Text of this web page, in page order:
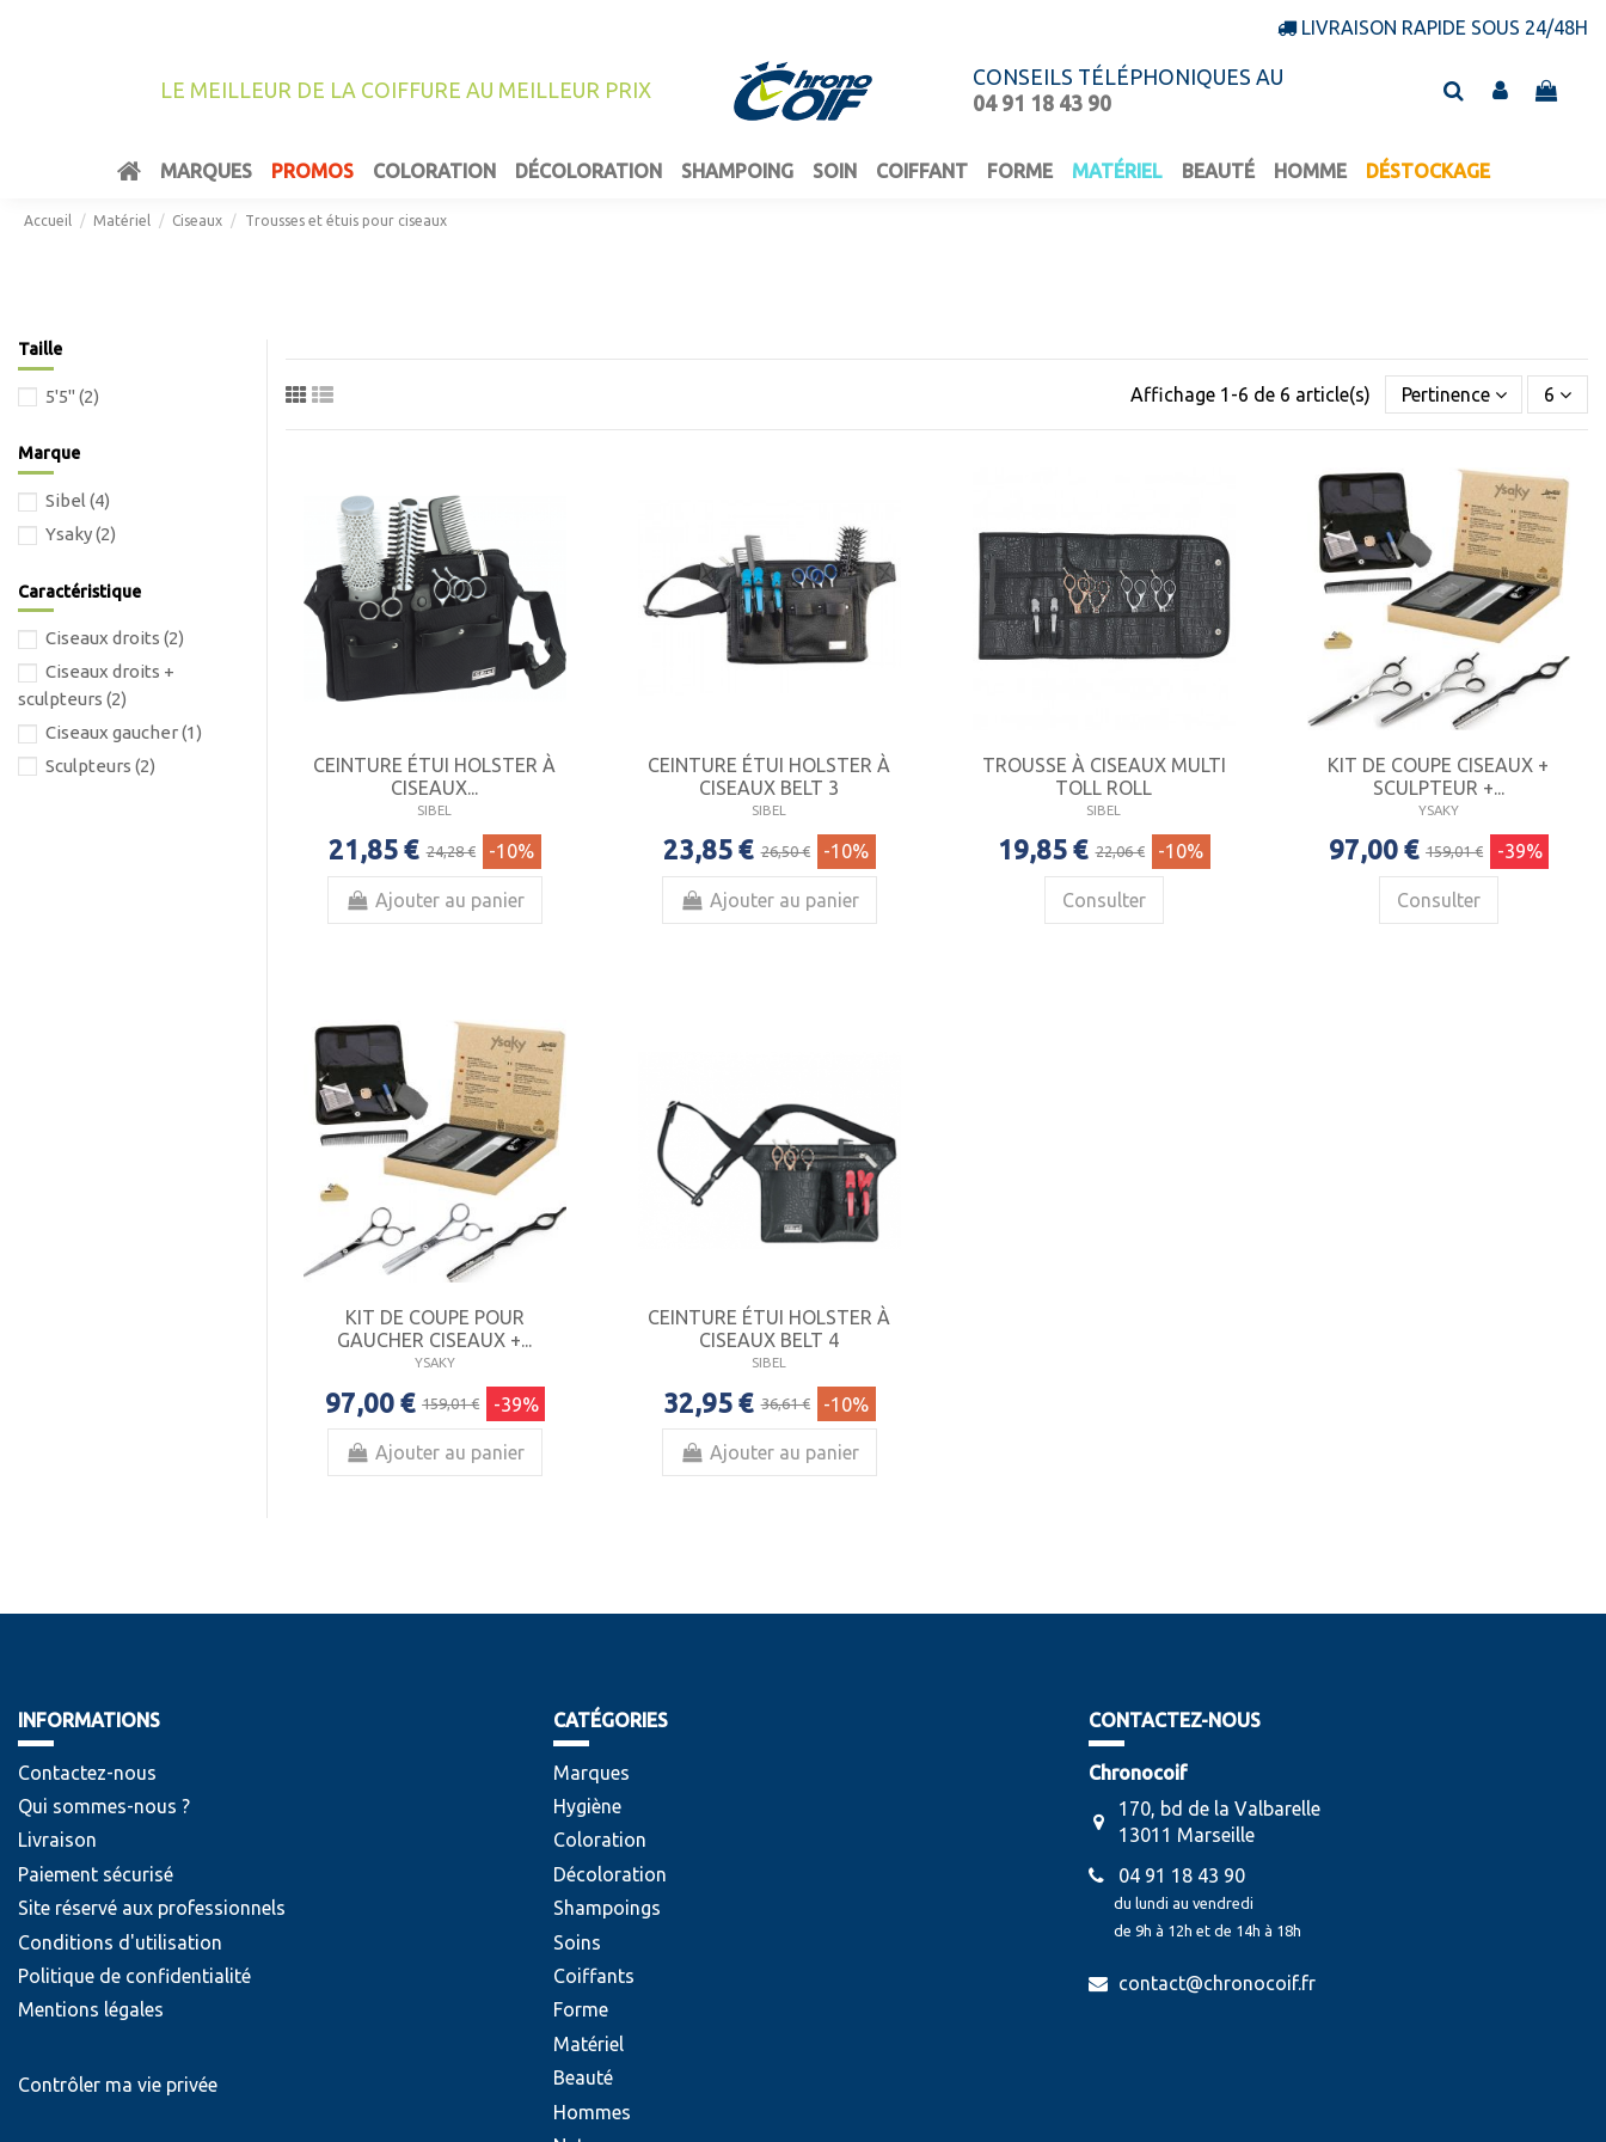
LIVRAISON RAPIDE SOUS 24/48H
LE MEILLEUR DE LA COIFFURE AU MEILLEUR PRIX
CONSEILS TÉLÉPHONIQUES AU
04 91 18 43 90
MARQUES PROMOS COLORATION DÉCOLORATION SHAMPOING SOIN COIFFANT FORME MATÉRIEL BEAUTÉ HOMME DÉSTOCKAGE
Accueil Matériel Ciseaux Trousses et étuis pour ciseaux
Affichage 1-6 de 6 article(s) Pertinence 6
CEINTURE ÉTUI HOLSTER À
CISEAUX...
SIBEL
21,85 € 24,28 € -10%
Ajouter au panier
CEINTURE ÉTUI HOLSTER À
CISEAUX BELT 3
SIBEL
23,85 € 26,50 € -10%
Ajouter au panier
TROUSSE À CISEAUX MULTI
TOLL ROLL
SIBEL
19,85 € 22,06 € -10%
Consulter
KIT DE COUPE CISEAUX +
SCULPTEUR +...
YSAKY
97,00 € 159,01 € -39%
Consulter
KIT DE COUPE POUR
GAUCHER CISEAUX +...
YSAKY
97,00 € 159,01 € -39%
Ajouter au panier
CEINTURE ÉTUI HOLSTER À
CISEAUX BELT 4
SIBEL
32,95 € 36,61 € -10%
Ajouter au panier
Taille
5'5" (2)
Marque
Sibel (4)
Ysaky(2)
Caractéristique
Ciseaux droits (2)
Ciseaux droits +
sculpteurs (2)
Ciseaux gaucher(1)
Sculpteurs (2)
INFORMATIONS
Contactez-nous
Qui sommes-nous ?
Livraison
Paiement sécurisé
Site réservé aux professionnels
Conditions d'utilisation
Politique de confidentialité
Mentions légales
Contrôler ma vie privée
CATÉGORIES
Marques
Hygiène
Coloration
Décoloration
Shampoings
Soins
Coiffants
Forme
Matériel
Beauté
Hommes
CONTACTEZ-NOUS
Chronocoif
170, bd de la Valbarelle
13011 Marseille
04 91 18 43 90
du lundi au vendredi
de 9h à 12h et de 14h à 18h
contact@chronocoif.fr